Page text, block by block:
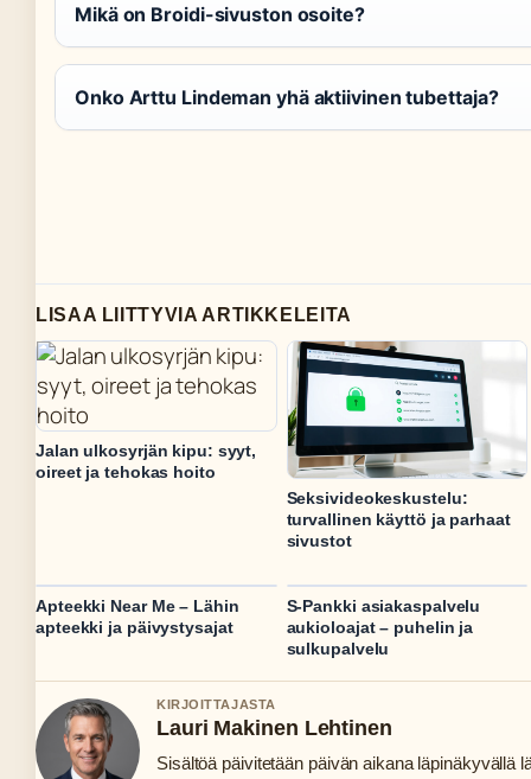
Mikä on Broidi-sivuston osoite?
Onko Arttu Lindeman yhä aktiivinen tubettaja?
LISAA LIITTYVIA ARTIKKELEITA
Jalan ulkosyrjän kipu: syyt,
oireet ja tehokas hoito
Seksivideokeskustelu:
turvallinen käyttö ja parhaat
sivustot
Apteekki Near Me – Lähin
apteekki ja päivystysajat
S-Pankki asiakaspalvelu
aukioloajat – puhelin ja
sulkupalvelu
KIRJOITTAJASTA
Lauri Makinen Lehtinen
Sisältöä päivitetään päivän aikana läpinäkyvällä